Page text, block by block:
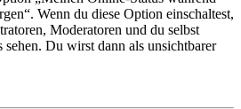
Wenn du diese Option einschaltest,
Moderatoren und du selbst
sehen. Du wirst dann als unsichtbarer